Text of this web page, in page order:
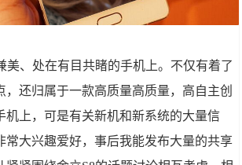
美、处在有目共睹的手机上。不仅有着了
，还归属于一款高质量高质量，高自主创
机上，可是有关新机和新系统的大量信
常大兴趣爱好，事后我能发布大量的共享